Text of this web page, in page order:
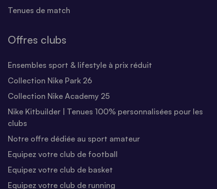
Tenues de match
Offres clubs
Ensembles sport & lifestyle à prix réduit
Collection Nike Park 26
Collection Nike Academy 25
Nike Kitbuilder | Tenues 100% personnalisées pour les
clubs
Notre offre dédiée au sport amateur
Equipez votre club de football
Equipez votre club de basket
Equipez votre club de running